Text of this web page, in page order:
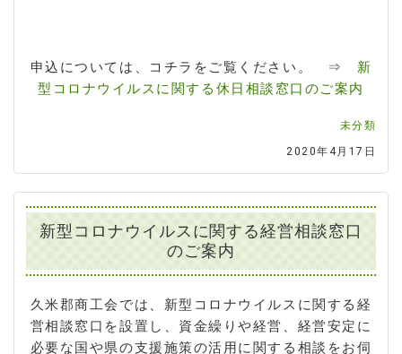
申込については、コチラをご覧ください。 ⇒ 新
型コロナウイルスに関する休日相談窓口のご案内
未分類
2020年4月17日
新型コロナウイルスに関する経営相談窓口
のご案内
久米郡商工会では、新型コロナウイルスに関する経
営相談窓口を設置し、資金繰りや経営、経営安定に
必要な国や県の支援施策の活用に関する相談をお伺